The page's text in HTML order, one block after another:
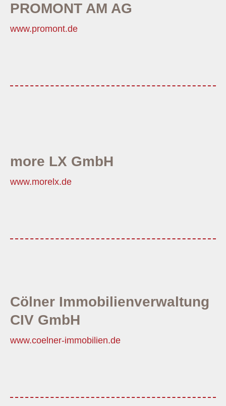
PROMONT AM AG
www.promont.de
more LX GmbH
www.morelx.de
Cölner Immobilienverwaltung
CIV GmbH
www.coelner-immobilien.de